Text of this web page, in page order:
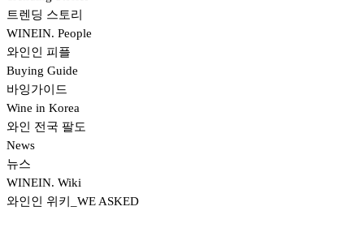
트렌딩 스토리
WINEIN. People
와인인 피플
Buying Guide
바잉가이드
Wine in Korea
와인 전국 팔도
News
뉴스
WINEIN. Wiki
와인인 위키_WE ASKED